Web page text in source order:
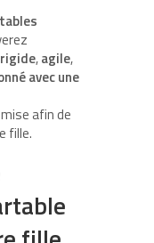
rigide,agile,
avec une
afin de
fille.